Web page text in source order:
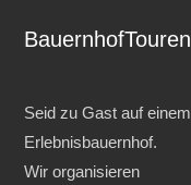
BauernhofTouren
Seid zu Gast auf einem
Erlebnisbauernhof.
Wir organisieren